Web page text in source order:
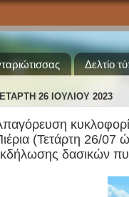
Δελτίο
26 ΙΟΥΛΊΟΥ 2023
(Τετάρτη 26/
δασικών